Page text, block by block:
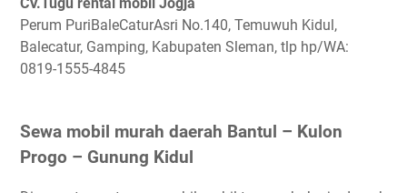
Perum PuriBaleCaturAsri No.140, Temuwuh Kidul,
Balecatur, Gamping, Kabupaten Sleman, tlp hp/WA:
0819-1555-4845
Sewa mobil murah daerah Bantul – Kulon
Progo – Gunung Kidul